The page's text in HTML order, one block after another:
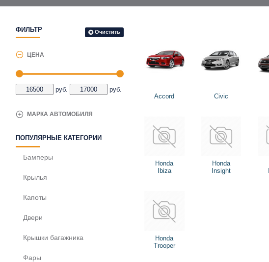
ФИЛЬТР Очистить
ЦЕНА
руб. руб.
МАРКА АВТОМОБИЛЯ
ПОПУЛЯРНЫЕ КАТЕГОРИИ
Бамперы
Крылья
Капоты
Двери
Крышки багажника
Фары
Accord Civic
Honda
Ibiza
Honda
Insight
Honda
Trooper